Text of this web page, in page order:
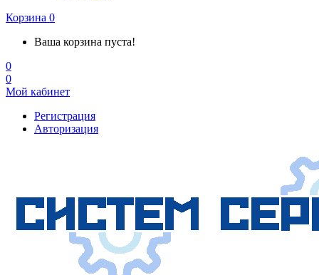
Корзина 0
Ваша корзина пуста!
0
0
Мой кабинет
Регистрация
Авторизация